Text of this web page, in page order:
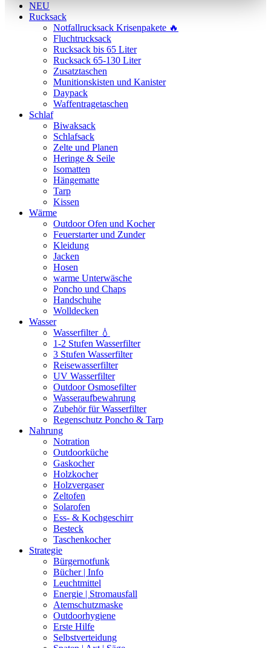
NEU
Rucksack
Notfallrucksack Krisenpakete 🔥
Fluchtrucksack
Rucksack bis 65 Liter
Rucksack 65-130 Liter
Zusatztaschen
Munitionskisten und Kanister
Daypack
Waffentragetaschen
Schlaf
Biwaksack
Schlafsack
Zelte und Planen
Heringe & Seile
Isomatten
Hängematte
Tarp
Kissen
Wärme
Outdoor Ofen und Kocher
Feuerstarter und Zunder
Kleidung
Jacken
Hosen
warme Unterwäsche
Poncho und Chaps
Handschuhe
Wolldecken
Wasser
Wasserfilter 💧
1-2 Stufen Wasserfilter
3 Stufen Wasserfilter
Reisewasserfilter
UV Wasserfilter
Outdoor Osmosefilter
Wasseraufbewahrung
Zubehör für Wasserfilter
Regenschutz Poncho & Tarp
Nahrung
Notration
Outdoorküche
Gaskocher
Holzkocher
Holzvergaser
Zeltofen
Solarofen
Ess- & Kochgeschirr
Besteck
Taschenkocher
Strategie
Bürgernotfunk
Bücher | Info
Leuchtmittel
Energie | Stromausfall
Atemschutzmaske
Outdoorhygiene
Erste Hilfe
Selbstverteidung